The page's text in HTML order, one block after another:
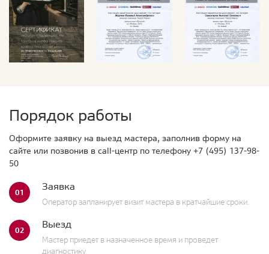
Порядок работы
Оформите заявку на выезд мастера, заполнив форму на
сайте или позвонив в call-центр по телефону +7 (495) 137-98-
50
01 Заявка
Оператор запланирует визит мастера в кратчайшие сроки.
02 Выезд
Мастер приедет в назначенное время и проведет
диагностику